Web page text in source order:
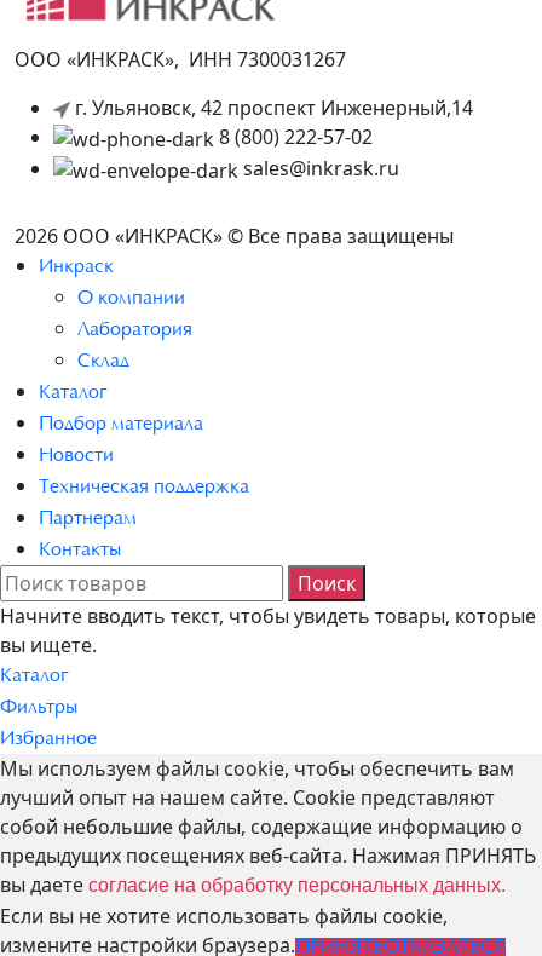
ООО «ИНКРАСК», ИНН 7300031267
г. Ульяновск, 42 проспект Инженерный,14
8 (800) 222-57-02
sales@inkrask.ru
2026 ООО «ИНКРАСК» © Все права защищены
Инкраск
О компании
Лаборатория
Склад
Каталог
Подбор материала
Новости
Техническая поддержка
Партнерам
Контакты
Поиск
Начните вводить текст, чтобы увидеть товары, которые
вы ищете.
Каталог
Фильтры
Избранное
Мы используем файлы cookie, чтобы обеспечить вам
лучший опыт на нашем сайте. Cookie представляют
собой небольшие файлы, содержащие информацию о
предыдущих посещениях веб-сайта. Нажимая ПРИНЯТЬ
вы даете согласие на обработку персональных данных.
Если вы не хотите использовать файлы cookie,
измените настройки браузера. ПРИНЯТЬОТКАЗАТЬСЯ